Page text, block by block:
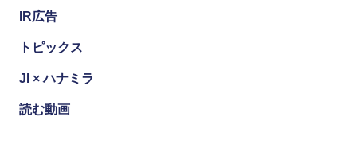
IR広告
トピックス
JI × ハナミラ
読む動画